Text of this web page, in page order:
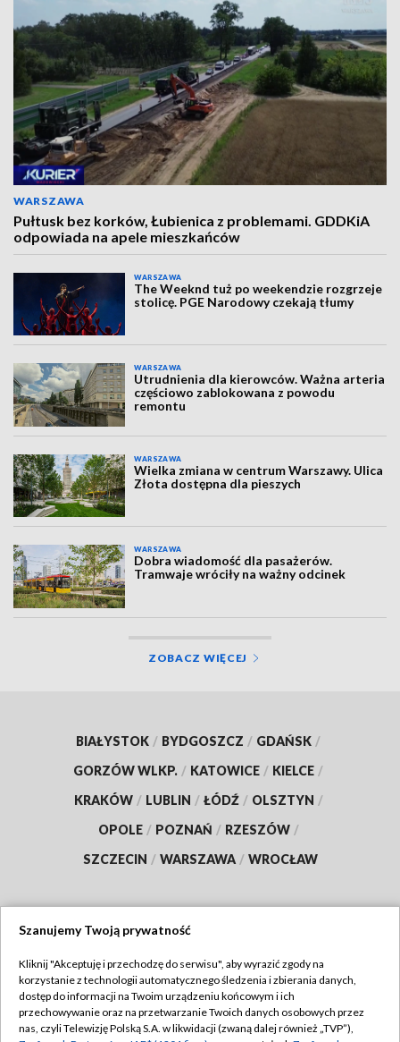
WARSZAWA
Pułtusk bez korków, Łubienica z problemami. GDDKiA
odpowiada na apele mieszkańców
WARSZAWA
The Weeknd tuż po weekendzie rozgrzeje
stolicę. PGE Narodowy czekają tłumy
WARSZAWA
Utrudnienia dla kierowców. Ważna arteria
częściowo zablokowana z powodu
remontu
WARSZAWA
Wielka zmiana w centrum Warszawy. Ulica
Złota dostępna dla pieszych
WARSZAWA
Dobra wiadomość dla pasażerów.
Tramwaje wróciły na ważny odcinek
ZOBACZ WIĘCEJ
BIAŁYSTOK / BYDGOSZCZ / GDAŃSK /
GORZÓW WLKP. / KATOWICE / KIELCE /
KRAKÓW / LUBLIN / ŁÓDŹ / OLSZTYN /
OPOLE / POZNAŃ / RZESZÓW /
SZCZECIN / WARSZAWA / WROCŁAW
TVP
Abonament TVP
Regulamin TVP
Szanujemy Twoją prywatność
Kliknij "Akceptuję i przechodzę do serwisu", aby wyrazić zgody na
korzystanie z technologii automatycznego śledzenia i zbierania danych,
dostęp do informacji na Twoim urządzeniu końcowym i ich
przechowywanie oraz na przetwarzanie Twoich danych osobowych przez
nas, czyli Telewizję Polską S.A. w likwidacji (zwaną dalej również „TVP”),